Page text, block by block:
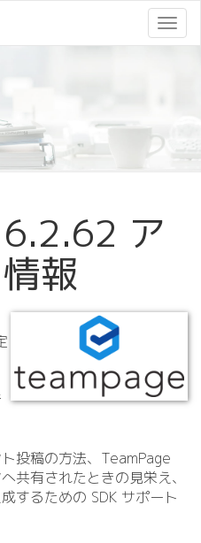
ナ
ビ
2.62 ア
報
投稿の方法、TeamPage
共有されたときの見栄え、
するための SDK サポート